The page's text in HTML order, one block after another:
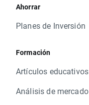
Ahorrar
Planes de Inversión
Formación
Artículos educativos
Análisis de mercado